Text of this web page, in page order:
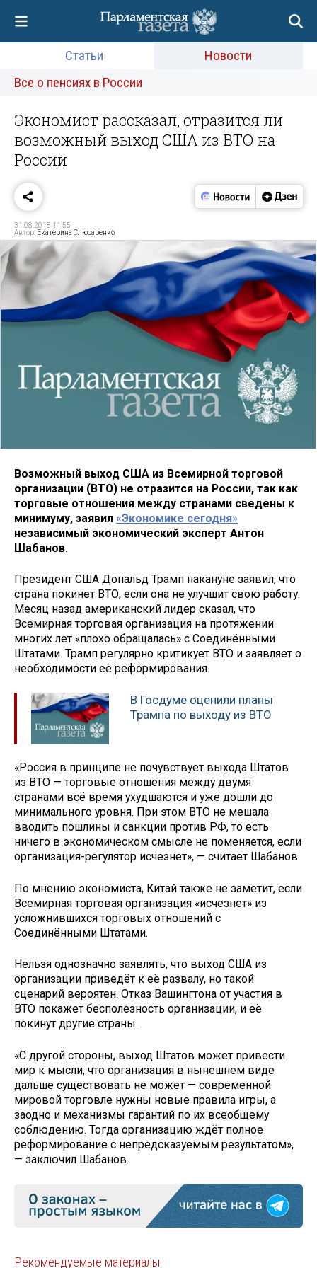
Статьи
Новости
Все о пенсиях в России
Экономист рассказал, отразится ли
возможный выход США из ВТО на
России
31.08.2018 11:55
Автор: Екатерина Слюсаренко
Возможный выход США из Всемирной торговой
организации (ВТО) не отразится на России, так как
торговые отношения между странами сведены к
минимуму, заявил «Экономике сегодня»
независимый экономический эксперт Антон
Шабанов.
Президент США Дональд Трамп накануне заявил, что
страна покинет ВТО, если она не улучшит свою работу.
Месяц назад американский лидер сказал, что
Всемирная торговая организация на протяжении
многих лет «плохо обращалась» с Соединёнными
Штатами. Трамп регулярно критикует ВТО и заявляет о
необходимости её реформирования.
В Госдуме оценили планы
Трампа по выходу из ВТО
«Россия в принципе не почувствует выхода Штатов
из ВТО — торговые отношения между двумя
странами всё время ухудшаются и уже дошли до
минимального уровня. При этом ВТО не мешала
вводить пошлины и санкции против РФ, то есть
ничего в экономическом смысле не поменяется, если
организация-регулятор исчезнет», — считает Шабанов.
По мнению экономиста, Китай также не заметит, если
Всемирная торговая организация «исчезнет» из
усложнившихся торговых отношений с
Соединёнными Штатами.
Нельзя однозначно заявлять, что выход США из
организации приведёт к её развалу, но такой
сценарий вероятен. Отказ Вашингтона от участия в
ВТО покажет бесполезность организации, и её
покинут другие страны.
«С другой стороны, выход Штатов может привести
мир к мысли, что организация в нынешнем виде
дальше существовать не может — современной
мировой торговле нужны новые правила игры, а
заодно и механизмы гарантий по их всеобщему
соблюдению. Тогда организацию ждёт полное
реформирование с непредсказуемым результатом»,
— заключил Шабанов.
Рекомендуемые материалы